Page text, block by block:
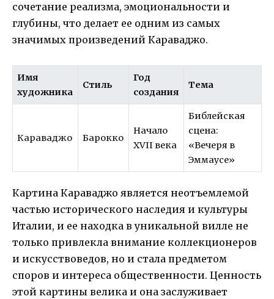
сочетание реализма, эмоциональности и
глубины, что делает ее одним из самых
значимых произведений Караваджо.
Имя
художника
Стиль
Год
создания
Тема
Караваджо Барокко
Начало
XVII века
Библейская
сцена:
«Вечеря в
Эммаусе»
Картина Караваджо является неотъемлемой
частью исторического наследия и культуры
Италии, и ее находка в уникальной вилле не
только привлекла внимание коллекционеров
и искусствоведов, но и стала предметом
споров и интереса общественности. Ценность
этой картины велика и она заслуживает